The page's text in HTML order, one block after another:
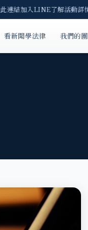
加入LINE了解活動詳情~
看新聞學法律 我們的